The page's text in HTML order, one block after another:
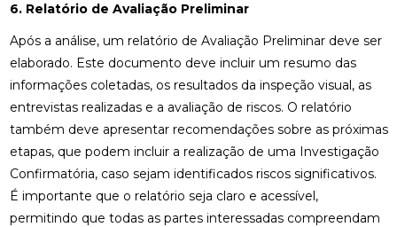
6. Relatório de Avaliação Preliminar
Após a análise, um relatório de Avaliação Preliminar deve ser
elaborado. Este documento deve incluir um resumo das
informações coletadas, os resultados da inspeção visual, as
entrevistas realizadas e a avaliação de riscos. O relatório
também deve apresentar recomendações sobre as próximas
etapas, que podem incluir a realização de uma Investigação
Confirmatória, caso sejam identificados riscos significativos.
É importante que o relatório seja claro e acessível,
permitindo que todas as partes interessadas compreendam